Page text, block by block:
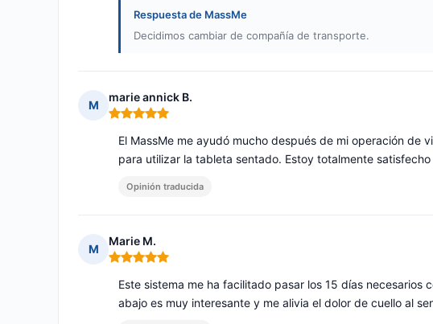
Respuesta de MassMe
Decidimos cambiar de compañía de transporte.
M
marie annick B.
Nota: 5 de 5
El MassMe me ayudó mucho después de mi operación
para utilizar la tableta sentado. Estoy totalmente
Opinión traducida
M
Marie M.
Nota: 5 de 5
Este sistema me ha facilitado pasar los 15 días
abajo es muy interesante y me alivia el dolor de cuello al